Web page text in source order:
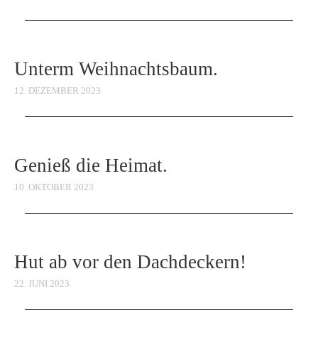
Unterm Weihnachtsbaum.
12. DEZEMBER 2023
Genieß die Heimat.
10. OKTOBER 2023
Hut ab vor den Dachdeckern!
22. JUNI 2023